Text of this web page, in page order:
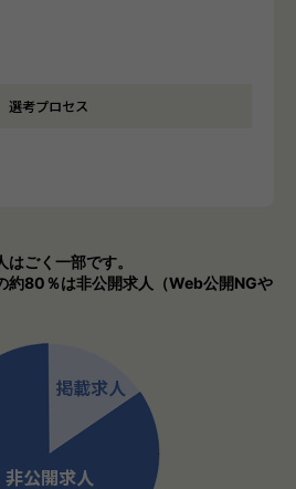
選考プロセス
ごく一部です。
約80％は非公開求人（Web公開NGや